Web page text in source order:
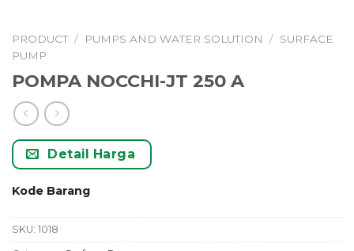
PRODUCT / PUMPS AND WATER SOLUTION / SURFACE
PUMP
POMPA NOCCHI-JT 250 A
Detail Harga
Kode Barang
SKU: 1018